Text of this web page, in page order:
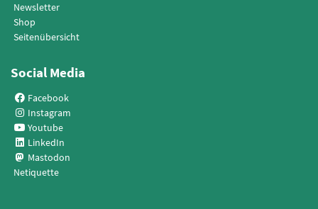
Newsletter
Shop
Seitenübersicht
Social Media
Facebook
Instagram
Youtube
LinkedIn
Mastodon
Netiquette